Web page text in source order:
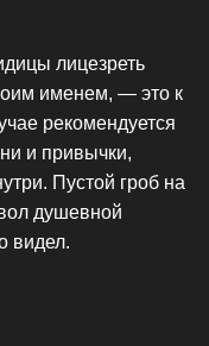
лицезреть
именем, — это к
рекомендуется
и привычки,
Пустой гроб на
душевной
видел.